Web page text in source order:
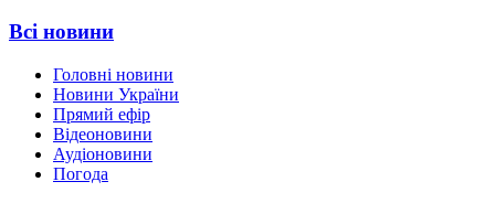
Всі новини
Головні новини
Новини України
Прямий ефір
Відеоновини
Аудіоновини
Погода